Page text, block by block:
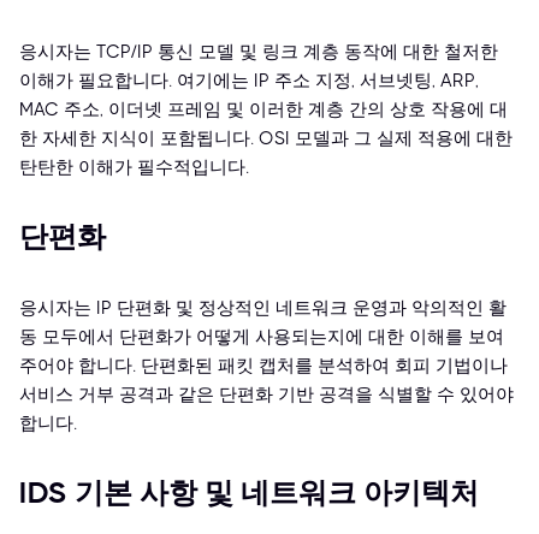
응시자는 TCP/IP 통신 모델 및 링크 계층 동작에 대한 철저한
이해가 필요합니다. 여기에는 IP 주소 지정, 서브넷팅, ARP,
MAC 주소, 이더넷 프레임 및 이러한 계층 간의 상호 작용에 대
한 자세한 지식이 포함됩니다. OSI 모델과 그 실제 적용에 대한
탄탄한 이해가 필수적입니다.
단편화
응시자는 IP 단편화 및 정상적인 네트워크 운영과 악의적인 활
동 모두에서 단편화가 어떻게 사용되는지에 대한 이해를 보여
주어야 합니다. 단편화된 패킷 캡처를 분석하여 회피 기법이나
서비스 거부 공격과 같은 단편화 기반 공격을 식별할 수 있어야
합니다.
IDS 기본 사항 및 네트워크 아키텍처